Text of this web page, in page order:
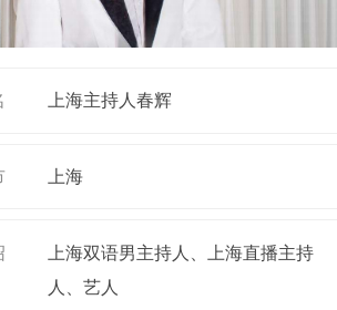
上海主持人春辉
上海
上海双语男主持人、上海直播主持
人、艺人